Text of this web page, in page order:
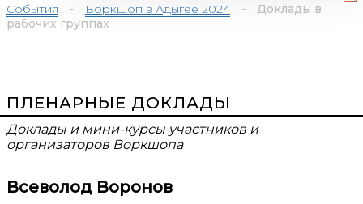
События - Воркшоп в Адыгее 2024 -
Доклады в
рабочих группах
ПЛЕНАРНЫЕ ДОКЛАДЫ
Доклады и мини-курсы участников и
организаторов Воркшопа
Всеволод Воронов